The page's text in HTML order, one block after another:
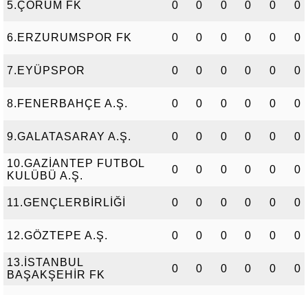
5.ÇORUM FK 0 0 0 0 0 0
6.ERZURUMSPOR FK 0 0 0 0 0 0
7.EYÜPSPOR 0 0 0 0 0 0
8.FENERBAHÇE A.Ş. 0 0 0 0 0 0
9.GALATASARAY A.Ş. 0 0 0 0 0 0
10.GAZİANTEP FUTBOL
KULÜBÜ A.Ş.
0 0 0 0 0 0
11.GENÇLERBİRLİĞİ 0 0 0 0 0 0
12.GÖZTEPE A.Ş. 0 0 0 0 0 0
13.İSTANBUL
BAŞAKŞEHİR FK
0 0 0 0 0 0